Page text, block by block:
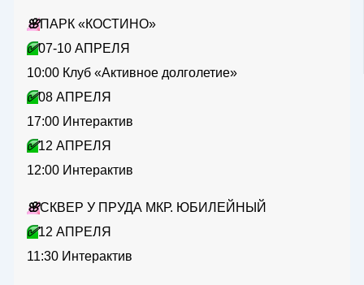
🌸ПАРК «КОСТИНО»
✅07-10 АПРЕЛЯ
10:00 Клуб «Активное долголетие»
✅08 АПРЕЛЯ
17:00 Интерактив
✅12 АПРЕЛЯ
12:00 Интерактив
🌸СКВЕР У ПРУДА МКР. ЮБИЛЕЙНЫЙ
✅12 АПРЕЛЯ
11:30 Интерактив